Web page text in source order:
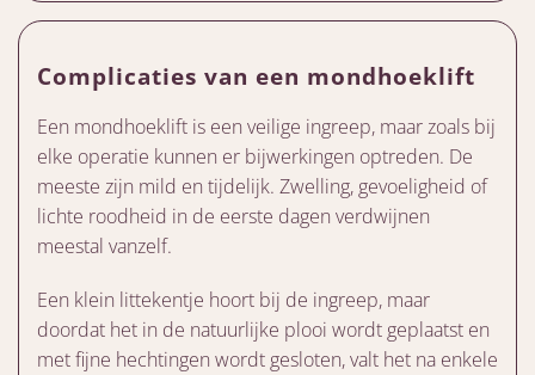
Complicaties van een mondhoeklift
Een mondhoeklift is een veilige ingreep, maar zoals bij
elke operatie kunnen er bijwerkingen optreden. De
meeste zijn mild en tijdelijk. Zwelling, gevoeligheid of
lichte roodheid in de eerste dagen verdwijnen
meestal vanzelf.
Een klein littekentje hoort bij de ingreep, maar
doordat het in de natuurlijke plooi wordt geplaatst en
met fijne hechtingen wordt gesloten, valt het na enkele